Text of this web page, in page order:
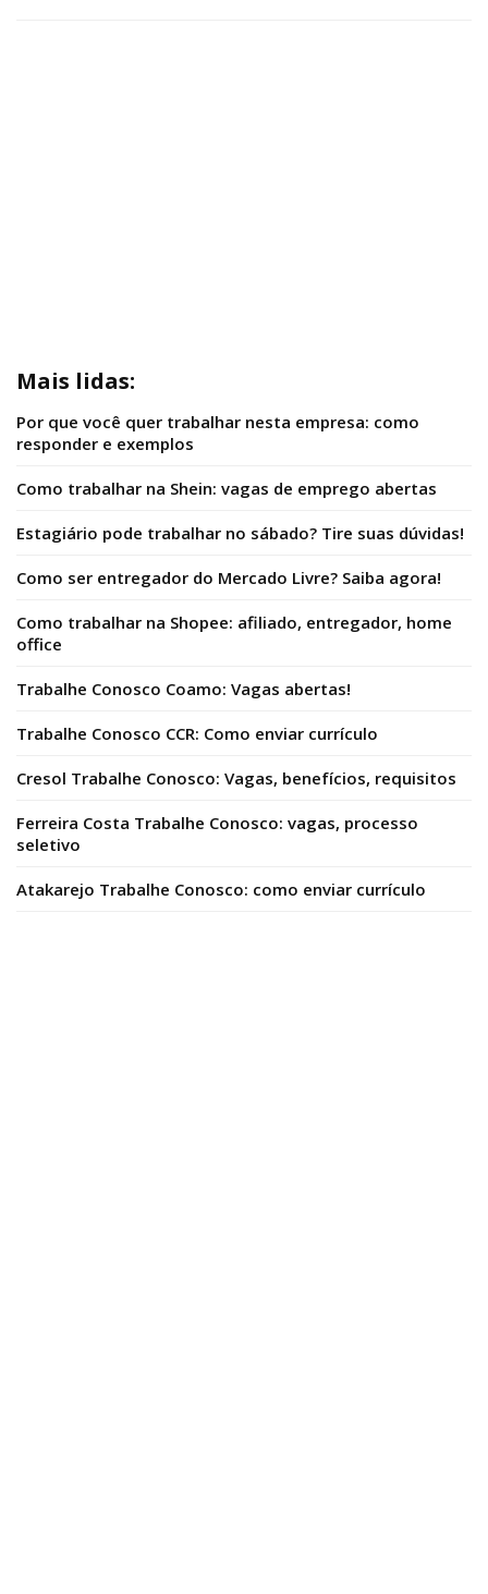
Mais lidas:
Por que você quer trabalhar nesta empresa: como
responder e exemplos
Como trabalhar na Shein: vagas de emprego abertas
Estagiário pode trabalhar no sábado? Tire suas dúvidas!
Como ser entregador do Mercado Livre? Saiba agora!
Como trabalhar na Shopee: afiliado, entregador, home
office
Trabalhe Conosco Coamo: Vagas abertas!
Trabalhe Conosco CCR: Como enviar currículo
Cresol Trabalhe Conosco: Vagas, benefícios, requisitos
Ferreira Costa Trabalhe Conosco: vagas, processo
seletivo
Atakarejo Trabalhe Conosco: como enviar currículo